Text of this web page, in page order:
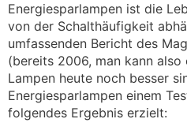
Energiesparlampen ist die
von der Schalthäufigkeit
umfassenden Bericht des
(bereits 2006, man kann
Lampen heute noch besser
Energiesparlampen einem
folgendes Ergebnis erzielt: